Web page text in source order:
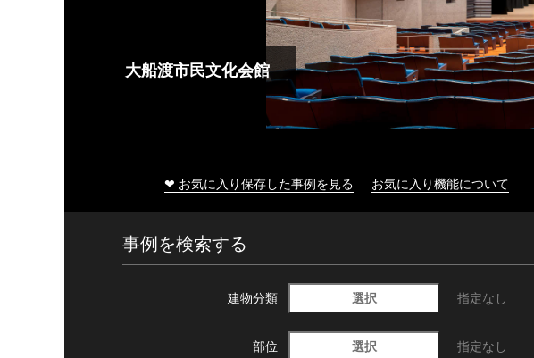
大船渡市民文化会館
❤ お気に入り保存した事例を見る お気に入り機能について
事例を検索する
建物分類 選択 指定なし
部位 選択 指定なし